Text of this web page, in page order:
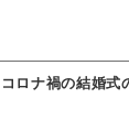
コロナ禍の結婚式